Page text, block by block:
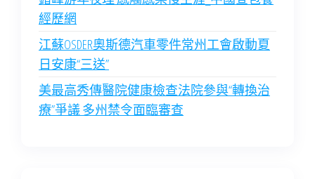
經歷網
江蘇OSDER奧斯德汽車零件常州工會啟動夏
日安康“三送”
美最高秀傳醫院健康檢查法院參與“轉換治
療”爭議 多州禁令面臨審查